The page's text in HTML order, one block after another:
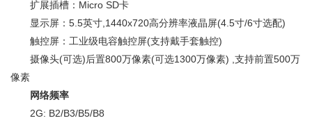
扩展插槽：Micro SD卡
显示屏：5.5英寸,1440x720高分辨率液晶屏(4.5寸/6寸选配)
触控屏：工业级电容触控屏(支持戴手套触控)
摄像头(可选)后置800万像素(可选1300万像素) ,支持前置500万
像素
网络频率
2G: B2/B3/B5/B8